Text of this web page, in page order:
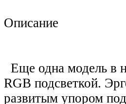
Описание
Еще одна модель в
RGB подсветкой.
развитым упором